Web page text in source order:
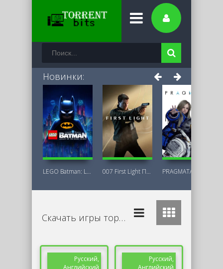
Новинки:
LEGO Batman: Legacy of the Dark Knight 007 First Light Последняя Версия
Скачать игры торрент бесплатно
Русский,
Английский
Русский,
Английский